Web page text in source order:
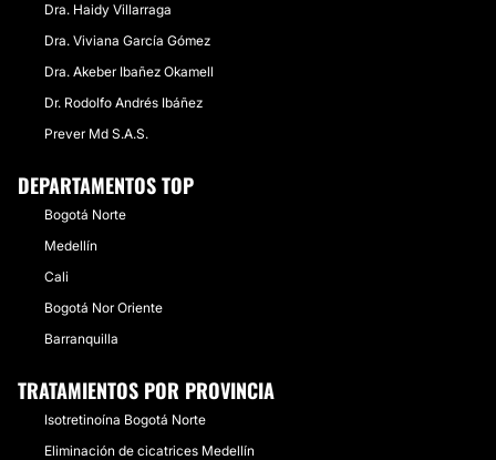
Dra. Haidy Villarraga
Dra. Viviana García Gómez
Dra. Akeber Ibañez Okamell
Dr. Rodolfo Andrés Ibáñez
Prever Md S.A.S.
DEPARTAMENTOS TOP
Bogotá Norte
Medellín
Cali
Bogotá Nor Oriente
Barranquilla
TRATAMIENTOS POR PROVINCIA
Isotretinoína Bogotá Norte
Eliminación de cicatrices Medellín